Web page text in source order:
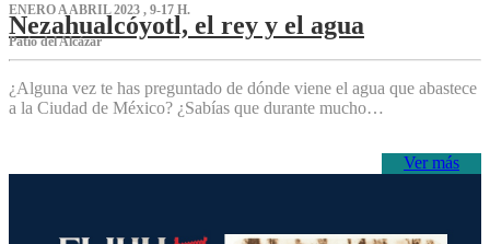
ENERO A ABRIL 2023 , 9-17 H.
Nezahualcóyotl, el rey y el agua
Patio del Alcázar
¿Alguna vez te has preguntado de dónde viene el agua que abastece
a la Ciudad de México? ¿Sabías que durante mucho…
Ver más